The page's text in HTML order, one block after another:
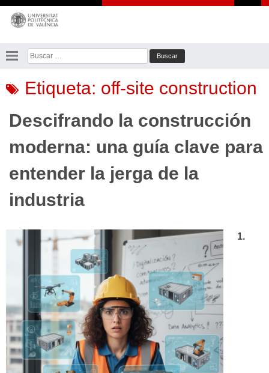
Saltar
contenido
Buscar:
Etiqueta: off-site construction
Descifrando la construcción
moderna: una guía clave para
entender la jerga de la
industria
1.